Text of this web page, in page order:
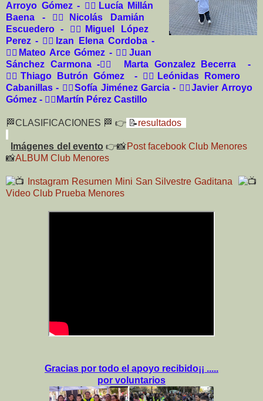
Arroyo Gómez - 🏃‍♀️ Lucía Millán
Baena - 🏃‍♂️
Nicolás Damián
Escuedero - 🏃‍♂️
Miguel López
Perez - 🏃‍♂️ Izan Elena Cordoba -
🏃‍♂️ Mateo Arce Gómez - 🏃‍♂️ Juan
Sánchez Carmona -🏃‍♀️
Marta Gonzalez Becerra -
🏃‍♂️ Thiago Butrón Gómez - 🏃‍♂️ Leónidas Romero
Cabanillas - 🏃‍♀️Sofía Jiménez Garcia - 🏃‍♂️Javier Arroyo
Gómez - 🏃‍♂️ Martín Pérez Castillo
🏁CLASIFICACIONES 🏁 👉 📝resultados
Imágenes del evento 👉📸Post facebook Club Menores
📸ALBUM Club Menores
Instagram Resumen Mini San Silvestre Gaditana
Video Club Prueba Menores
Gracias por todo el apoyo recibido¡¡ .....
por voluntarios